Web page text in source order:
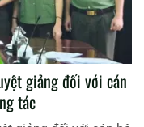
giảng đối với cán
tác